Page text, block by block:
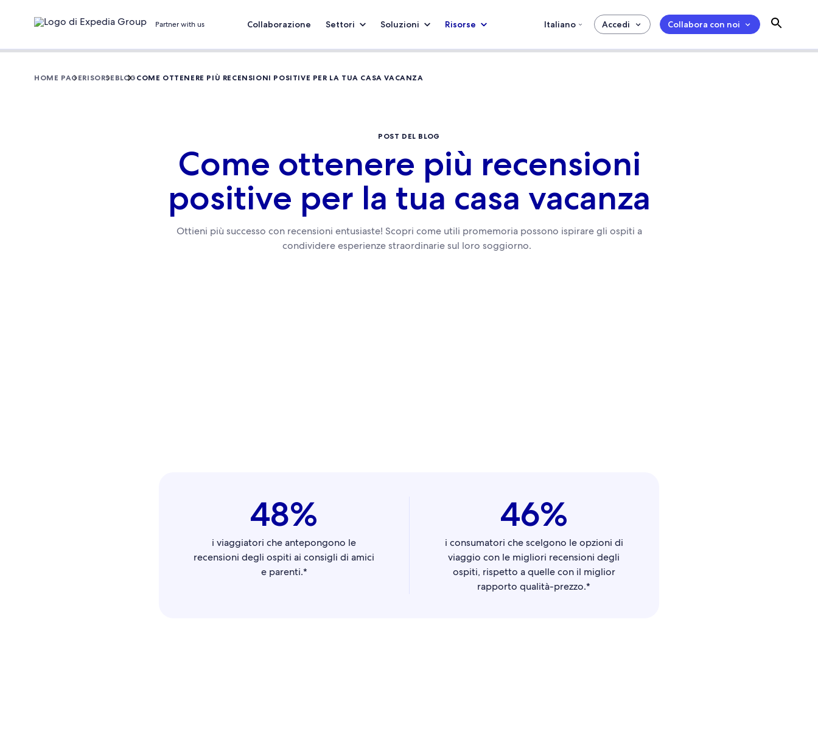
Partner with us Collaborazione Settori Soluzioni Risorse Italiano Accedi Collabora con noi
HOME PAGERISORSE BLOG COME OTTENERE PIÙ RECENSIONI POSITIVE PER LA TUA CASA VACANZA
POST DEL BLOG
Come ottenere più recensioni
positive per la tua casa vacanza
Ottieni più successo con recensioni entusiaste! Scopri come utili promemoria possono ispirare gli ospiti a
condividere esperienze straordinarie sul loro soggiorno.
48%
i viaggiatori che antepongono le
recensioni degli ospiti ai consigli di amici
e parenti.*
46%
i consumatori che scelgono le opzioni di
viaggio con le migliori recensioni degli
ospiti, rispetto a quelle con il miglior
rapporto qualità-prezzo.*